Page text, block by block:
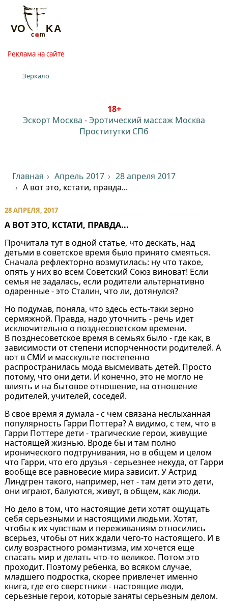
Реклама на сайте
Зеркало
18+
Эскорт Москва -Эротический массаж Москва
Проститутки СПб
Главная Апрель 2017
28 апреля 2017
А вот это, кстати, правда...
28 АПРЕЛЯ, 2017
А ВОТ ЭТО, КСТАТИ, ПРАВДА...
Прочитала тут в одной статье, что дескать, над
детьми в советское время было принято смеяться.
Сначала рефлекторно возмутилась: ну что такое,
опять у них во всем Советский Союз виноват! Если
семья не задалась, если родители альтернативно
одаренные - это Сталин, что ли, дотянулся?
Но подумав, поняла, что здесь есть-таки зерно
сермяжной. Правда, надо уточнить - речь идет
исключительно о позднесоветском времени.
В позднесоветское время в семьях было - где как, в
зависимости от степени испорченности родителей. А
вот в СМИ и масскульте постепенно
распространилась мода высмеивать детей. Просто
потому, что они дети. И конечно, это не могло не
влиять и на бытовое отношение, на отношение
родителей, учителей, соседей.
В свое время я думала - с чем связана неслыханная
популярность Гарри Поттера? А видимо, с тем, что в
Гарри Поттере дети - трагические герои, живущие
настоящей жизнью. Вроде бы и там полно
иронического подтрунивания, но в общем и целом
что Гарри, что его друзья - серьезнее некуда, от Гарри
вообще все равновесие мира зависит. У Астрид
Линдгрен такого, например, нет - там дети это дети,
они играют, балуются, живут, в общем, как люди.
Но дело в том, что настоящие дети хотят ощущать
себя серьезными и настоящими людьми. Хотят,
чтобы к их чувствам и переживаниям относились
всерьез, чтобы от них ждали чего-то настоящего. И в
силу возрастного романтизма, им хочется еще
спасать мир и делать что-то великое. Потом это
проходит. Поэтому ребенка, во всяком случае,
младшего подростка, скорее привлечет именно
книга, где его сверстники - настоящие люди,
серьезные герои, которые заняты серьезным делом.